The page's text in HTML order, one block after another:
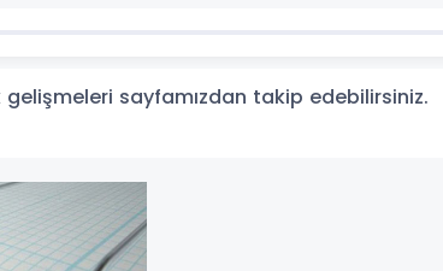
sayfamızdan takip edebilirsiniz.